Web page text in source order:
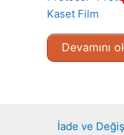
Kaset Film
Devamını
İade ve